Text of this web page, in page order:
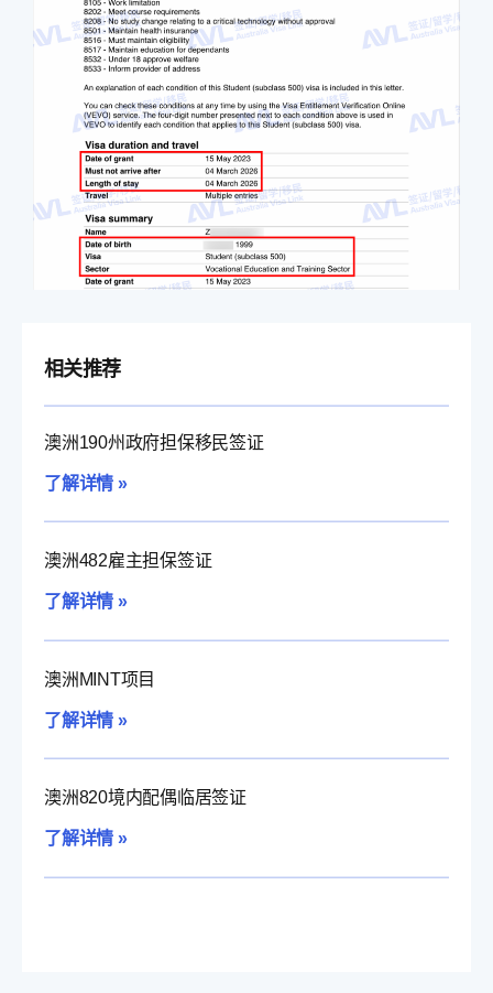
相关推荐
澳洲190州政府担保移民签证
了解详情 »
澳洲482雇主担保签证
了解详情 »
澳洲MINT项目
了解详情 »
澳洲820境内配偶临居签证
了解详情 »